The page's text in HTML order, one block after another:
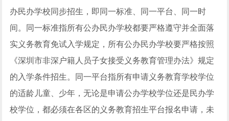
办民办学校同步招生，即同一标准、同一平台、同一时
间。同一标准指所有公办民办学校都要严格遵守并全面落
实义务教育免试入学规定，所有公办民办学校要严格按照
《深圳市非深户籍人员子女接受义务教育管理办法》规定
的入学条件招生。同一平台指所有申请义务教育学校学位
的适龄儿童、少年，无论是申请公办学校学位还是民办学
校学位，都必须在各区的义务教育招生平台报名申请，未